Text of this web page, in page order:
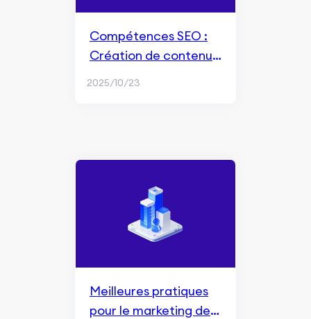
Compétences SEO :
Création de contenu
2025/10/23
Meilleures pratiques
pour le marketing de